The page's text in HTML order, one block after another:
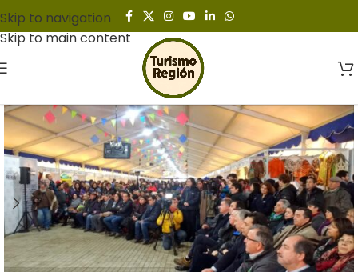
Skip to navigation
Skip to main content